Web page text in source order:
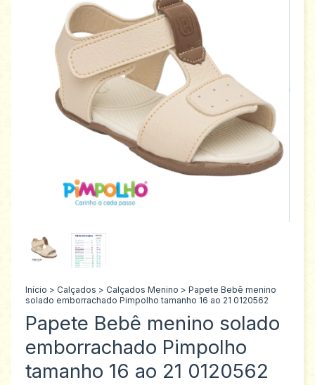
Início > Calçados > Calçados Menino > Papete Bebê menino
solado emborrachado Pimpolho tamanho 16 ao 21 0120562
Papete Bebê menino solado
emborrachado Pimpolho
tamanho 16 ao 21 0120562